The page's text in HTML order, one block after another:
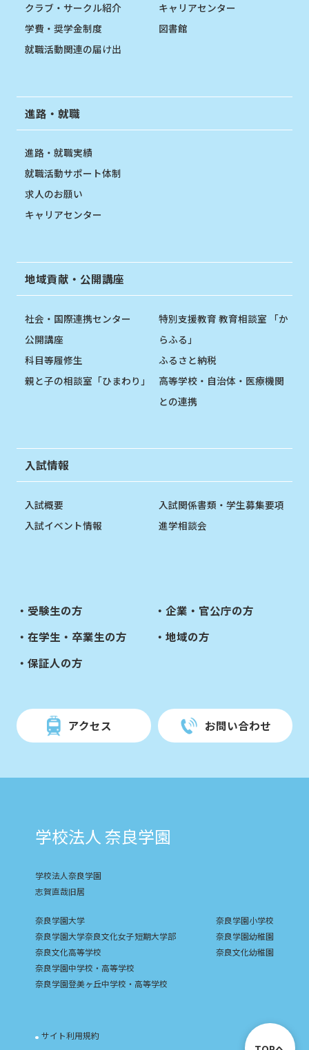
クラブ・サークル紹介
学費・奨学金制度
就職活動関連の届け出
キャリアセンター
図書館
進路・就職
進路・就職実績
就職活動サポート体制
求人のお願い
キャリアセンター
地域貢献・公開講座
社会・国際連携センター
公開講座
科目等履修生
親と子の相談室「ひまわり」
特別支援教育 教育相談室 「か
らふる」
ふるさと納税
高等学校・自治体・医療機関
との連携
入試情報
入試概要
入試イベント情報
入試関係書類・学生募集要項
進学相談会
受験生の方
在学生・卒業生の方
保証人の方
企業・官公庁の方
地域の方
アクセス お問い合わせ
学校法人 奈良学園
学校法人奈良学園
志賀直哉旧居
奈良学園大学
奈良学園大学奈良文化女子短期大学部
奈良文化高等学校
奈良学園中学校・高等学校
奈良学園登美ヶ丘中学校・高等学校
奈良学園小学校
奈良学園幼稚園
奈良文化幼稚園
サイト利用規約